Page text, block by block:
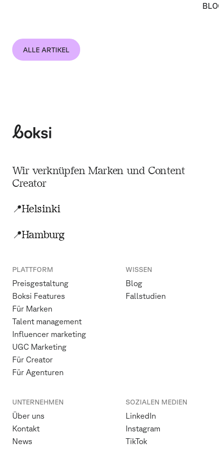
ALLE ARTIKEL
Boksi
Wir verknüpfen Marken und Content
Creator
📍Helsinki
📍Hamburg
PLATTFORM
Preisgestaltung
Boksi Features
Für Marken
Talent management
Influencer marketing
UGC Marketing
Für Creator
Für Agenturen
UNTERNEHMEN
Über uns
Kontakt
News
WISSEN
Blog
Fallstudien
SOZIALEN MEDIEN
LinkedIn
Instagram
TikTok